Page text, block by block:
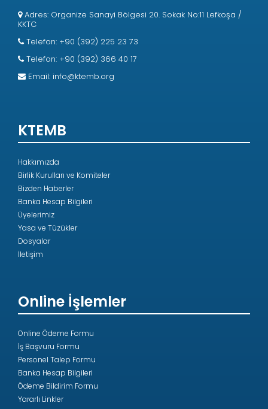
Adres: Organize Sanayi Bölgesi 20. Sokak No:11 Lefkoşa /
KKTC
Telefon: +90 (392) 225 23 73
Telefon: +90 (392) 366 40 17
Email: info@ktemb.org
KTEMB
Hakkımızda
Birlik Kurulları ve Komiteler
Bizden Haberler
Banka Hesap Bilgileri
Üyelerimiz
Yasa ve Tüzükler
Dosyalar
İletişim
Online İşlemler
Online Ödeme Formu
İş Başvuru Formu
Personel Talep Formu
Banka Hesap Bilgileri
Ödeme Bildirim Formu
Yararlı Linkler